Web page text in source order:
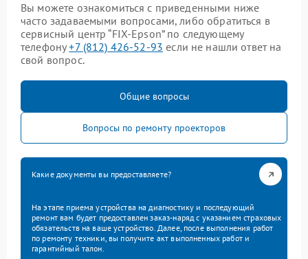
Вы можете ознакомиться с приведенными ниже
часто задаваемыми вопросами, либо обратиться в
сервисный центр “FIX-Epson” по следующему
телефону+7 (812) 426-52-93 если не нашли ответ на
свой вопрос.
Общие вопросы
Вопросы по ремонту проекторов
Какие документы вы предоставляете?
На этапе приема устройства на диагностику и последующий
ремонт вам будет предоставлен заказ-наряд с указанием страховых
обязательств на ваше устройство. Далее, после выполнения работ
по ремонту техники, вы получите акт выполненных работ и
гарантийный талон.